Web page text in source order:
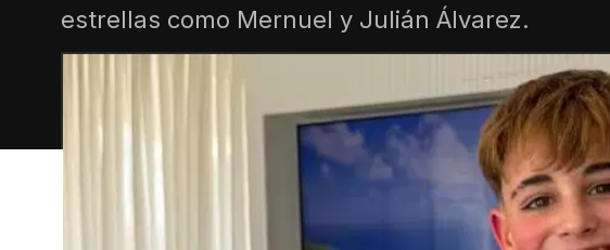
estrellas como Mernuel y Julián Álvarez.